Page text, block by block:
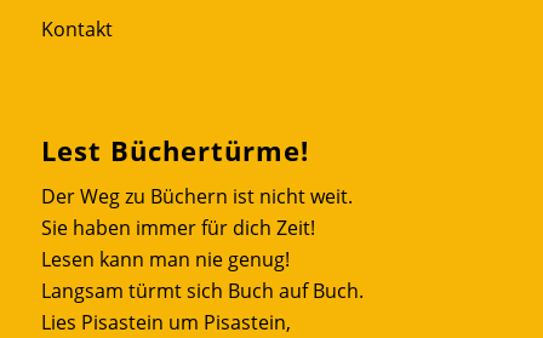
Kontakt
Lest Büchertürme!
Der Weg zu Büchern ist nicht weit.
Sie haben immer für dich Zeit!
Lesen kann man nie genug!
Langsam türmt sich Buch auf Buch.
Lies Pisastein um Pisastein,